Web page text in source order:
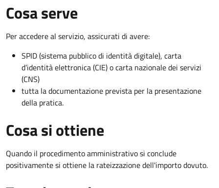
Cosa serve
Per accedere al servizio, assicurati di avere:
SPID (sistema pubblico di identità digitale), carta
d’identità elettronica (CIE) o carta nazionale dei servizi
(CNS)
tutta la documentazione prevista per la presentazione
della pratica.
Cosa si ottiene
Quando il procedimento amministrativo si conclude
positivamente si ottiene la rateizzazione dell'importo dovuto.